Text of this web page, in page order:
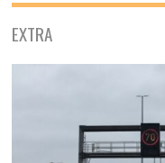
EXTRA